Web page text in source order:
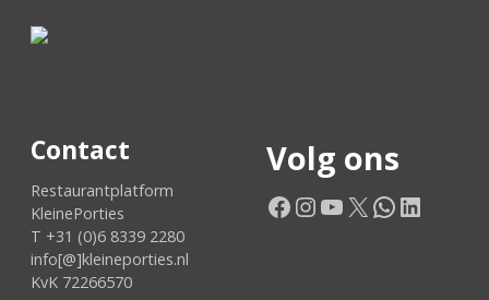
Contact
Restaurantplatform
KleinePorties
T +31 (0)6 8339 2280
info[@]kleineporties.nl
KvK 72266570
Volg ons
Facebook InstagramYouTube X WhatsApp LinkedIn